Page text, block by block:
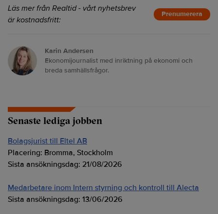
Läs mer från Realtid - vårt nyhetsbrev
är kostnadsfritt:
Prenumerera
Karin Andersen
Ekonomijournalist med inriktning på ekonomi och
breda samhällsfrågor.
Senaste lediga jobben
Bolagsjurist till Eltel AB
Placering: Bromma, Stockholm
Sista ansökningsdag: 21/08/2026
Medarbetare inom Intern styrning och kontroll till Alecta
Sista ansökningsdag: 13/06/2026